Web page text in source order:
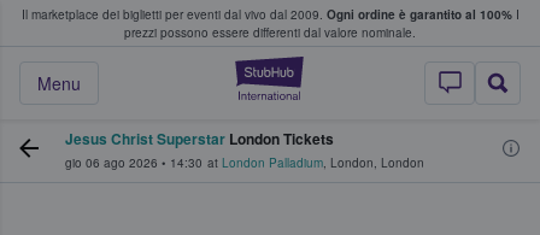
Il marketplace dei biglietti per eventi dal vivo dal 2009. Ogni ordine è garantito al 100%I
prezzi possono essere differenti dal valore nominale.
StubHub - Dove
Menu
fan comprano e vendono biglietti
Jesus Christ Superstar London Tickets
gio 06 ago 2026 • 14:30 at London Palladium, London, London